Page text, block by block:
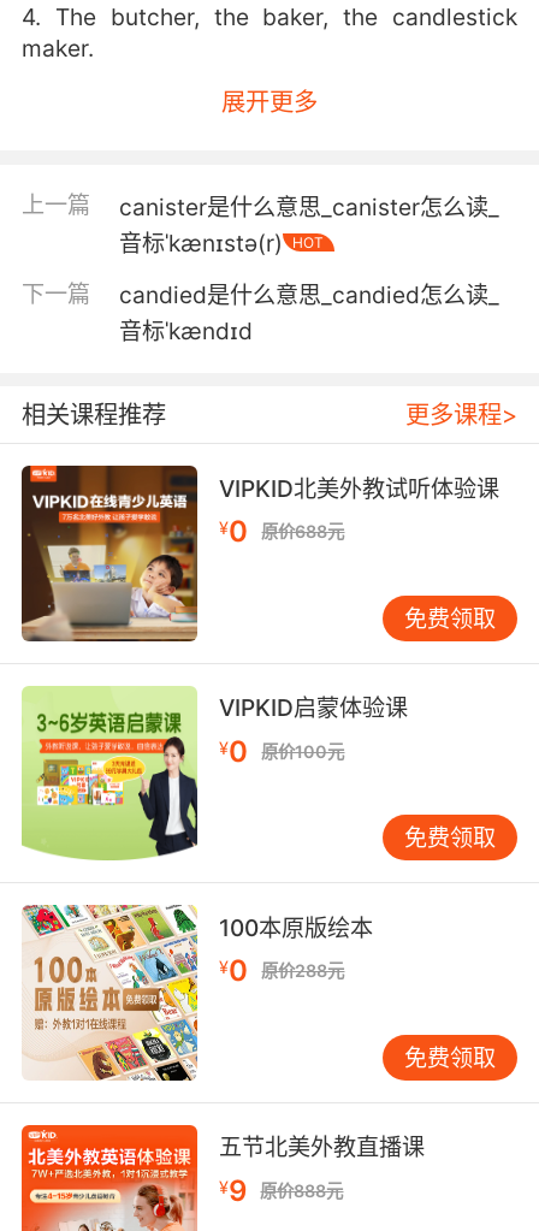
4. The butcher, the baker, the candlestick
maker.
肉贩 面包师 做蜡烛的
candlestick.
是 妈或者爸爸对着蜡烛独坐在小黑屋里吧
6. So, then this must be the candlestick that
sliced the victim's arm.
7. He flipped out, he came charging at me, so
I picked up the candlestick, and I swung it at
him.
他突然大发雷霆 突然扑过来 我就顺手抓起烛台挥
了过去
8. We found your prints on the candlestick
that was used to beat him to death.
我们在用来杀死他的烛台上 发现了你的指纹
展开更多
上一篇
canister是什么意思_canister怎么读_
音标ˈkænɪstə(r)
HOT
下一篇
candied是什么意思_candied怎么读_
音标ˈkændɪd
相关课程推荐 更多课程>
VIPKID北美外教试听体验课
¥0 原价688元
免费领取
VIPKID启蒙体验课
¥0 原价100元
免费领取
100本原版绘本
¥0 原价288元
免费领取
五节北美外教直播课
¥9 原价888元